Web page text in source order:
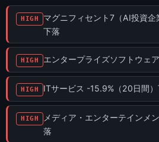
HIGH
マグニフィセント7（AI投資企
下落
HIGH エンタープライズソフトウェ
HIGH ITサービス -15.9%（20日間）
HIGH
メディア・エンターテインメ
落